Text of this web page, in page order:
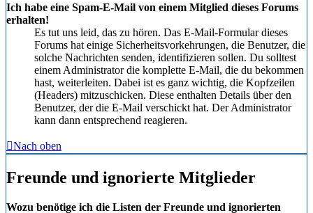
Ich habe eine Spam-E-Mail von einem Mitglied dieses Forums
erhalten!
Es tut uns leid, das zu hören. Das E-Mail-Formular dieses
Forums hat einige Sicherheitsvorkehrungen, die Benutzer, die
solche Nachrichten senden, identifizieren sollen. Du solltest
einem Administrator die komplette E-Mail, die du bekommen
hast, weiterleiten. Dabei ist es ganz wichtig, die Kopfzeilen
(Headers) mitzuschicken. Diese enthalten Details über den
Benutzer, der die E-Mail verschickt hat. Der Administrator
kann dann entsprechend reagieren.
Nach oben
Freunde und ignorierte Mitglieder
Wozu benötige ich die Listen der Freunde und ignorierten